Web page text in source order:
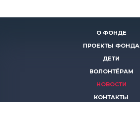
О ФОНДЕ
ПРОЕКТЫ ФОНДА
ДЕТИ
ВОЛОНТЁРАМ
НОВОСТИ
КОНТАКТЫ